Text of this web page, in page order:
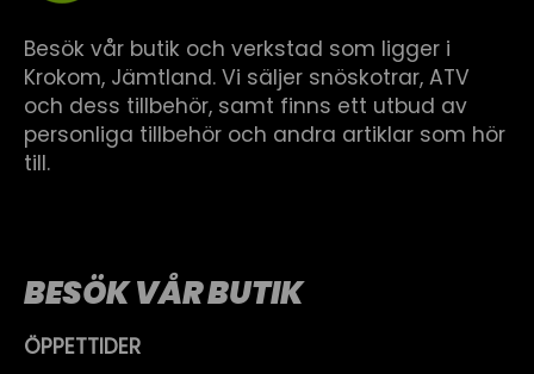
Besök vår butik och verkstad som ligger i
Krokom, Jämtland. Vi säljer snöskotrar, ATV
och dess tillbehör, samt finns ett utbud av
personliga tillbehör och andra artiklar som hör
till.
BESÖK VÅR BUTIK
ÖPPETTIDER